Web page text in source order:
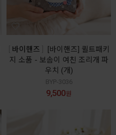
바이핸즈
[바이핸즈] 퀼트패키
지 소품 - 보솜이 여친 조리개 파
우치 (개)
BYP-3036
9,500원